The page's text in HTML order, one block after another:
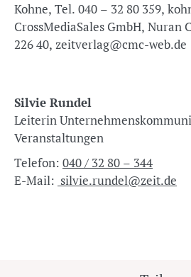
Kohne, Tel. 040 – 32 80 359,
CrossMediaSales GmbH, Nuran
226 40, zeitverlag@cmc-web.de
Silvie Rundel
Leiterin Unternehmenskommunikation und
Veranstaltungen
Telefon: 040 / 32 80 – 344
E-Mail: silvie.rundel@zeit.de